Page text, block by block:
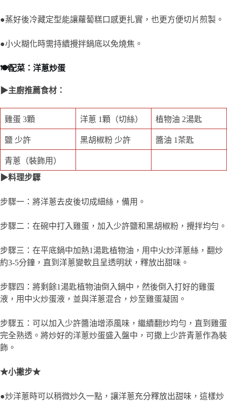
●蒸好後冷藏定型能讓蘿蔔糕口感更扎實，也更方便切片煎製。
●小火糊化時需持續攪拌鍋底以免燒焦。
🍽️配菜：洋蔥炒蛋
▶主廚推薦食材：
雞蛋 3顆 洋蔥 1顆（切絲） 植物油 2湯匙
鹽 少許 黑胡椒粉 少許 醬油 1茶匙
青蔥（裝飾用）
▶料理步驟
步驟一：將洋蔥去皮後切成細絲，備用。
步驟二：在碗中打入雞蛋，加入少許鹽和黑胡椒粉，攪拌均勻。
步驟三：在平底鍋中加熱1湯匙植物油，用中火炒洋蔥絲，翻炒
約3-5分鐘，直到洋蔥變軟且呈透明狀，釋放出甜味。
步驟四：將剩餘1湯匙植物油倒入鍋中，然後倒入打好的雞蛋
液，用中火炒蛋液，並與洋蔥混合，炒至雞蛋凝固。
步驟五：可以加入少許醬油增添風味，繼續翻炒均勻，直到雞蛋
完全熟透。將炒好的洋蔥炒蛋盛入盤中，可撒上少許青蔥作為裝
飾。
★小撇步★
●炒洋蔥時可以稍微炒久一點，讓洋蔥充分釋放出甜味，這樣炒